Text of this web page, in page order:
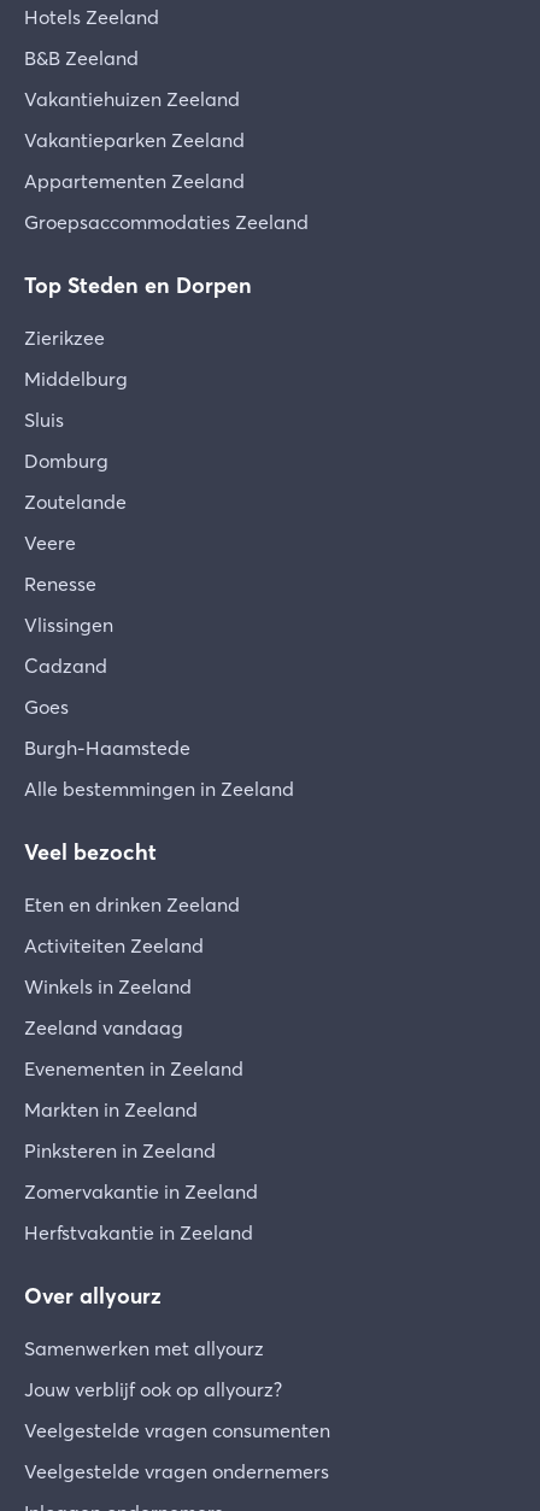
Hotels Zeeland
B&B Zeeland
Vakantiehuizen Zeeland
Vakantieparken Zeeland
Appartementen Zeeland
Groepsaccommodaties Zeeland
Top Steden en Dorpen
Zierikzee
Middelburg
Sluis
Domburg
Zoutelande
Veere
Renesse
Vlissingen
Cadzand
Goes
Burgh-Haamstede
Alle bestemmingen in Zeeland
Veel bezocht
Eten en drinken Zeeland
Activiteiten Zeeland
Winkels in Zeeland
Zeeland vandaag
Evenementen in Zeeland
Markten in Zeeland
Pinksteren in Zeeland
Zomervakantie in Zeeland
Herfstvakantie in Zeeland
Over allyourz
Samenwerken met allyourz
Jouw verblijf ook op allyourz?
Veelgestelde vragen consumenten
Veelgestelde vragen ondernemers